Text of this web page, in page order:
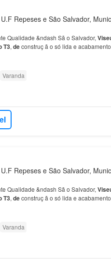
Repeses e São Salvador,
Qualidade &ndash Sã o Salvador,
T3, deconstruç ã o só lida e
Varanda
Repeses e São Salvador,
Qualidade &ndash Sã o Salvador,
T3, deconstruç ã o só lida e
Varanda